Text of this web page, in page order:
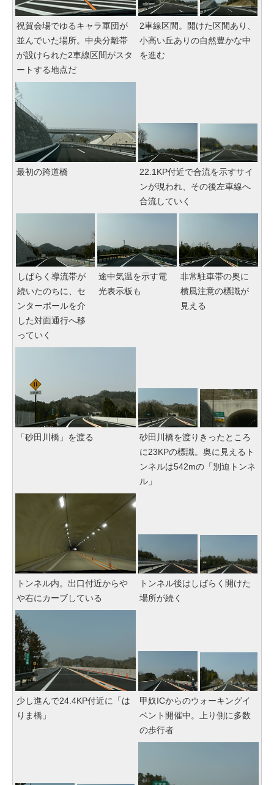
祝賀会場でゆるキャラ軍団が
並んでいた場所。中央分離帯
が設けられた2車線区間がスタ
ートする地点だ
2車線区間。開けた区間あり、
小高い丘ありの自然豊かな中
を進む
最初の跨道橋
22.1KP付近で合流を示すサイ
ンが現われ、その後左車線へ
合流していく
しばらく導流帯が
続いたのちに、セ
ンターポールを介
した対面通行へ移
っていく
途中気温を示す電
光表示板も
非常駐車帯の奥に
横風注意の標識が
見える
「砂田川橋」を渡る
砂田川橋を渡りきったところ
に23KPの標識。奥に見えるト
ンネルは542mの「別迫トンネ
ル」
トンネル内。出口付近からや
や右にカーブしている
トンネル後はしばらく開けた
場所が続く
少し進んで24.4KP付近に「は
りま橋」
甲奴ICからのウォーキングイ
ベント開催中。上り側に多数
の歩行者